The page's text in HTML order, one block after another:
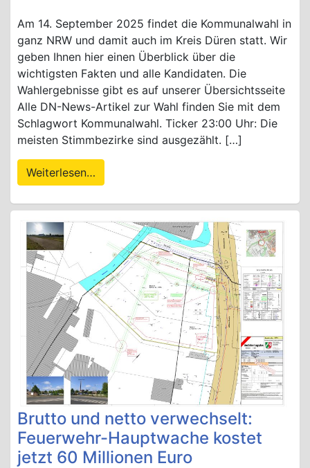
Am 14. September 2025 findet die Kommunalwahl in
ganz NRW und damit auch im Kreis Düren statt. Wir
geben Ihnen hier einen Überblick über die
wichtigsten Fakten und alle Kandidaten. Die
Wahlergebnisse gibt es auf unserer Übersichtsseite
Alle DN-News-Artikel zur Wahl finden Sie mit dem
Schlagwort Kommunalwahl. Ticker 23:00 Uhr: Die
meisten Stimmbezirke sind ausgezählt. […]
Weiterlesen…
Brutto und netto verwechselt:
Feuerwehr-Hauptwache kostet
jetzt 60 Millionen Euro